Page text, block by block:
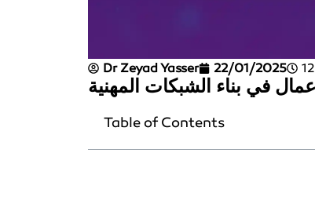
Dr Zeyad Yasser 22/01/2025
في بناء الشبكات المهنية
Table of Contents